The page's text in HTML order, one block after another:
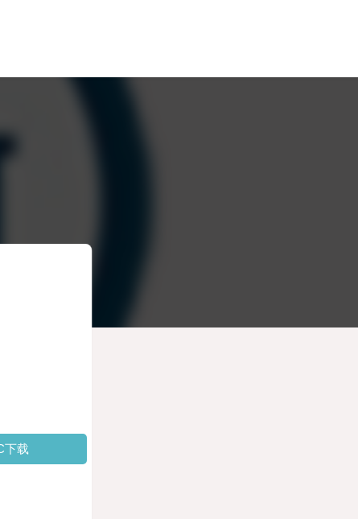
下载